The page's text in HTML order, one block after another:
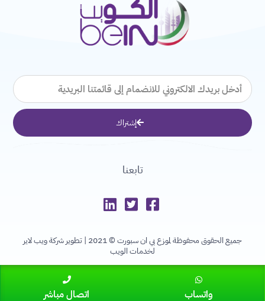
البريد
الإلكتروني
إشتراك
تابعنا
جميع الحقوق محفوظة لموزع بي ان سبورت © 2021 |
تطوير شركة ويب لاير
لخدمات الويب
واتساب اتصال مباشر